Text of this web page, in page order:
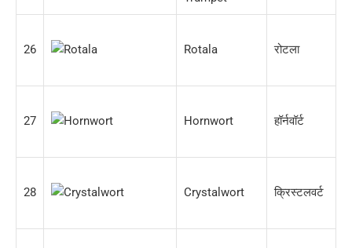
26 Rotala रोटला
27 Hornwort हॉर्नवॉर्ट
28 Crystalwort क्रिस्टलवर्ट